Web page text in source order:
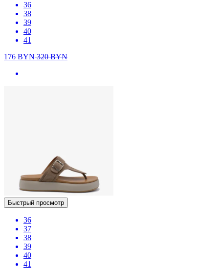
36
38
39
40
41
176 BYN320BYN
Быстрый просмотр
36
37
38
39
40
41